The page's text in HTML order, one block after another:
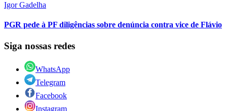
Igor Gadelha
PGR pede à PF diligências sobre denúncia contra vice de Flávio
Siga nossas redes
WhatsApp
Telegram
Facebook
Instagram